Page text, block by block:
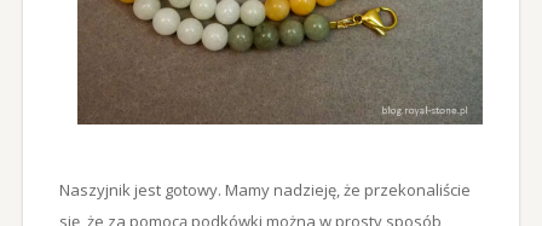
Naszyjnik jest gotowy. Mamy nadzieję, że przekonaliście
się, że za pomocą podkówki można w prosty sposób